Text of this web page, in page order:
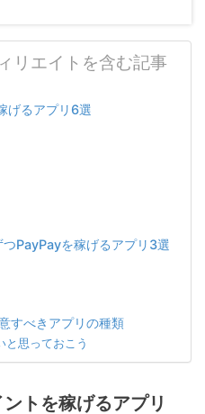
リエイトを含む記事
げるアプリ6選
PayPayを稼げるアプリ3選
すべきアプリの種類
と思っておこう
トを稼げるアプリ